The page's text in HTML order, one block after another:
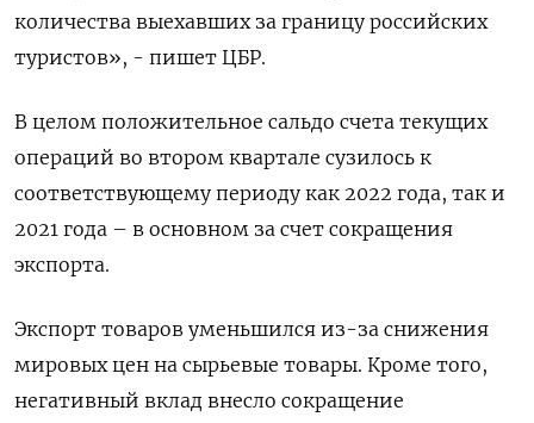
количества выехавших за границу российских
туристов», - пишет ЦБР.
В целом положительное сальдо счета текущих
операций во втором квартале сузилось к
соответствующему периоду как 2022 года, так и
2021 года – в основном за счет сокращения
экспорта.
Экспорт товаров уменьшился из-за снижения
мировых цен на сырьевые товары. Кроме того,
негативный вклад внесло сокращение